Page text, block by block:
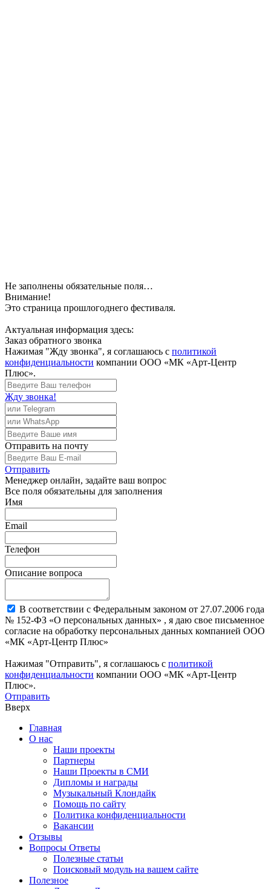
Не заполнены обязательные поля…
Внимание!
Это страница прошлогоднего фестиваля.
Актуальная информация здесь:
Заказ обратного звонка
Нажимая "Жду звонка", я соглашаюсь с политикой
конфиденциальности компании ООО «МК «Арт-Центр
Плюс».
Жду звонка!
Отправить на почту
Отправить
Менеджер онлайн, задайте ваш вопрос
Все поля обязательны для заполнения
Имя
Email
Телефон
Описание вопроса
В соответствии с Федеральным законом от 27.07.2006 года
№ 152-ФЗ «О персональных данных» , я даю свое письменное
согласие на обработку персональных данных компанией ООО
«МК «Арт-Центр Плюс»
Нажимая "Отправить", я соглашаюсь с политикой
конфиденциальности компании ООО «МК «Арт-Центр
Плюс».
Отправить
Вверх
Главная
О нас
Наши проекты
Партнеры
Наши Проекты в СМИ
Дипломы и награды
Музыкальный Клондайк
Помощь по сайту
Политика конфиденциальности
Вакансии
Отзывы
Вопросы Ответы
Полезные статьи
Поисковый модуль на вашем сайте
Полезное